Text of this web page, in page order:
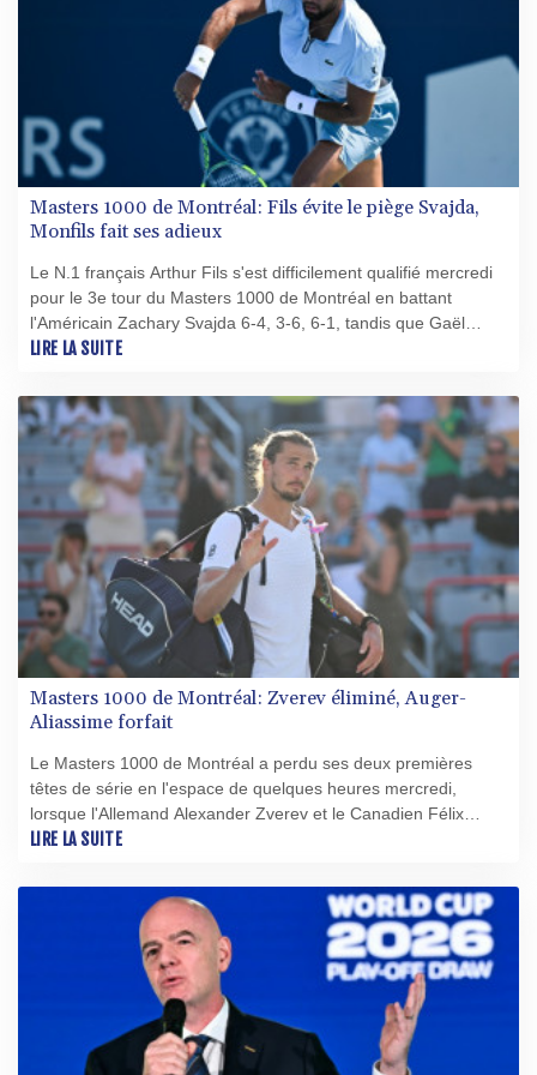
Masters 1000 de Montréal: Fils évite le piège Svajda,
Monfils fait ses adieux
Le N.1 français Arthur Fils s'est difficilement qualifié mercredi
pour le 3e tour du Masters 1000 de Montréal en battant
l'Américain Zachary Svajda 6-4, 3-6, 6-1, tandis que Gaël
Monfils a fait ses adieux au tournoi canadien après sa défaite
LIRE LA SUITE
Masters 1000 de Montréal: Zverev éliminé, Auger-
Aliassime forfait
Le Masters 1000 de Montréal a perdu ses deux premières
têtes de série en l'espace de quelques heures mercredi,
lorsque l'Allemand Alexander Zverev et le Canadien Félix
Auger-Aliassime ont tous deux quitté le tableau.
LIRE LA SUITE